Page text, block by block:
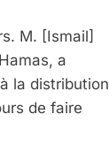
M. [Ismail]
a
la distribution
de faire